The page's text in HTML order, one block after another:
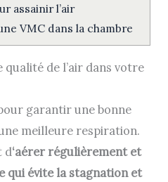
assainir l’air
VMC dans la chambre
qualité de l’air dans votre
garantir une bonne
meilleure respiration.
d‘aérer régulièrement et
qui évite la stagnation et